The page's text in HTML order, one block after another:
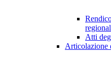
Atti
Articolazione